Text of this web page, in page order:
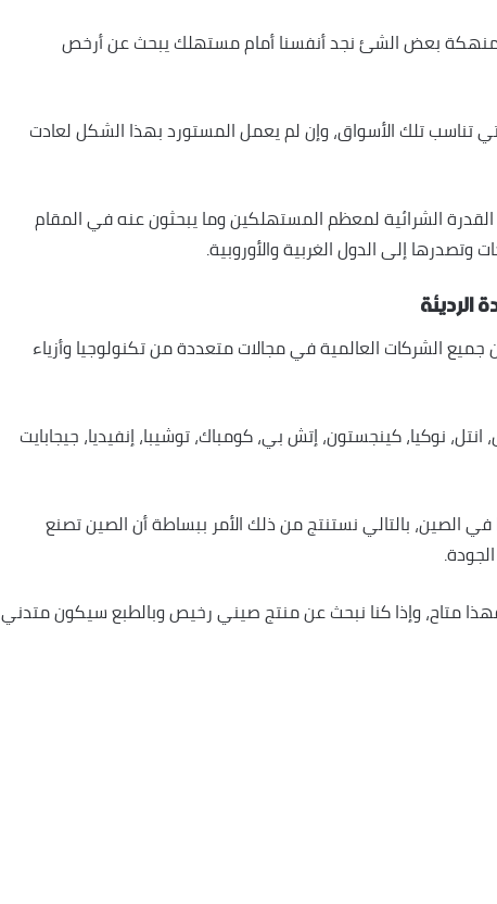
منهكة بعض الشئ نجد أنفسنا أمام مستهلك يبحث عن أرخص
تناسب تلك الأسواق، وإن لم يعمل المستورد بهذا الشكل لعادت
الشرائية لمعظم المستهلكين وما يبحثون عنه في المقام
وتصدرها إلى الدول الغربية والأوروبية.
الرديئة
الشركات العالمية في مجالات متعددة من تكنولوجيا وأزياء
نوكيا، كينجستون، إتش بي، كومباك، توشيبا، إنفيديا، جيجابايت
الصين، بالتالي نستنتج من ذلك الأمر ببساطة أن الصين تصنع
متاح، وإذا كنا نبحث عن منتج صيني رخيص وبالطبع سيكون متدني